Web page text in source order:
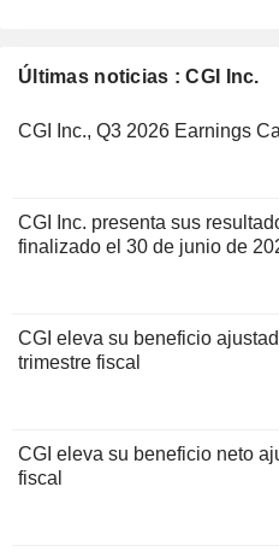
Últimas noticias : CGI Inc.
CGI Inc., Q3 2026 Earnings
CGI Inc. presenta sus
finalizado el 30 de junio de
CGI eleva su beneficio
trimestre fiscal
CGI eleva su beneficio neto
fiscal